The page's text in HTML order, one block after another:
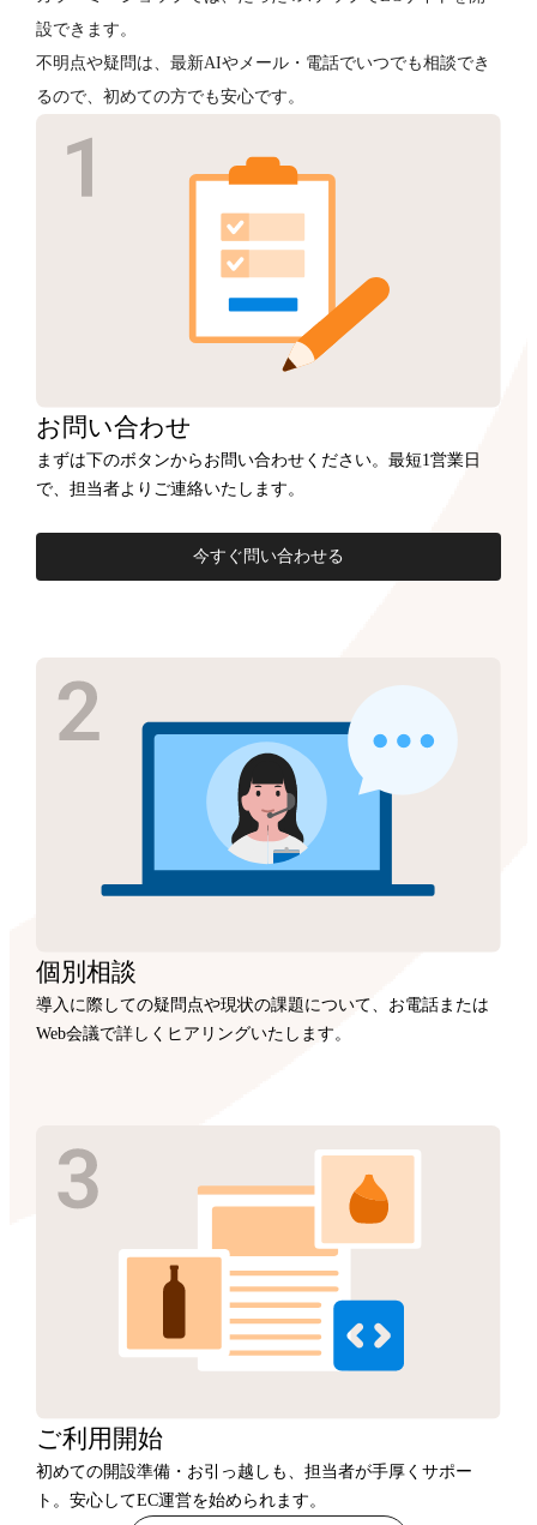
設できます。
不明点や疑問は、最新AIやメール・電話でいつでも相談でき
るので、初めての方でも安心です。
お問い合わせ
まずは下のボタンからお問い合わせください。最短1営業日
で、担当者よりご連絡いたします。
今すぐ問い合わせる
個別相談
導入に際しての疑問点や現状の課題について、お電話または
Web会議で詳しくヒアリングいたします。
ご利用開始
初めての開設準備・お引っ越しも、担当者が手厚くサポー
ト。安心してEC運営を始められます。